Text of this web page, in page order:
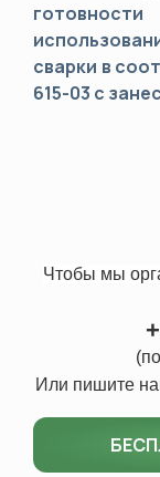
сварки в
615-03 с
Чтобы мы
Или пишите